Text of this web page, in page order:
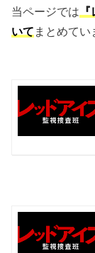
当ページでは
いて まとめてい